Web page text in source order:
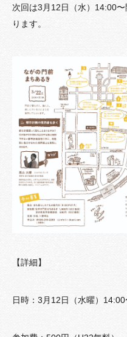
次回は3月12日（水）14:00
ります。
【詳細】
日時：3月12日（水曜）